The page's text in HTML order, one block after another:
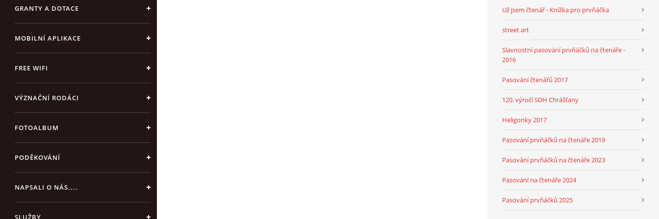
GRANTY A DOTACE
MOBILNÍ APLIKACE
FREE WIFI
VÝZNAČNÍ RODÁCI
FOTOALBUM
PODĚKOVÁNÍ
NAPSALI O NÁS....
SLUŽBY
Už jsem čtenář - Knížka pro prvňáčka
street art
Slavnostní pasování prvňáčků na čtenáře -
2016
Pasování čtenářů 2017
120. výročí SDH Chrášťany
Heligonky 2017
Pasování prvňáčků na čtenáře 2019
Pasování prvňáčků na čtenáře 2023
Pasování na čtenáře 2024
Pasování prvňáčků 2025